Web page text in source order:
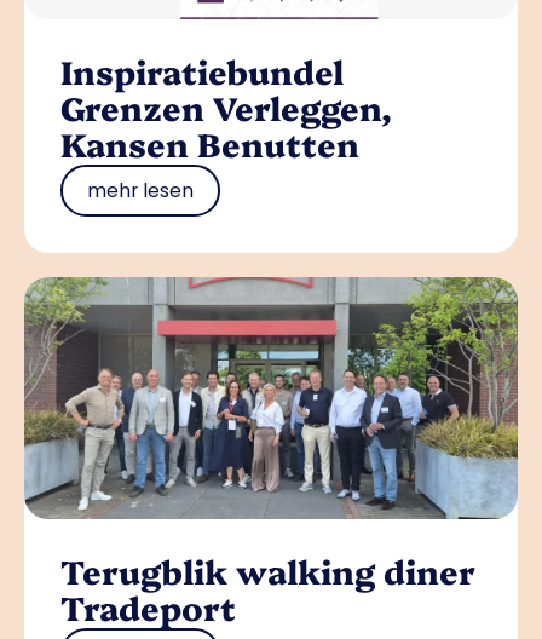
Inspiratiebundel
Grenzen Verleggen,
Kansen Benutten
mehr lesen
Terugblik walking diner
Tradeport